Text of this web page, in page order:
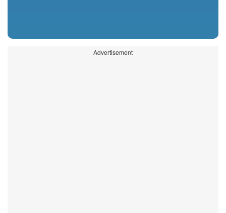
Advertisement